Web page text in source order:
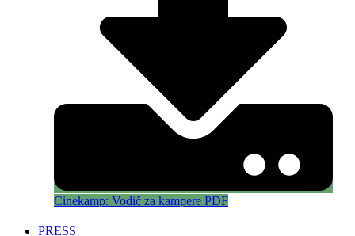
Cinekamp: Vodič za kampere PDF
PRESS